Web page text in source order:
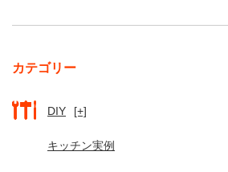
カテゴリー
DIY [+]
キッチン実例